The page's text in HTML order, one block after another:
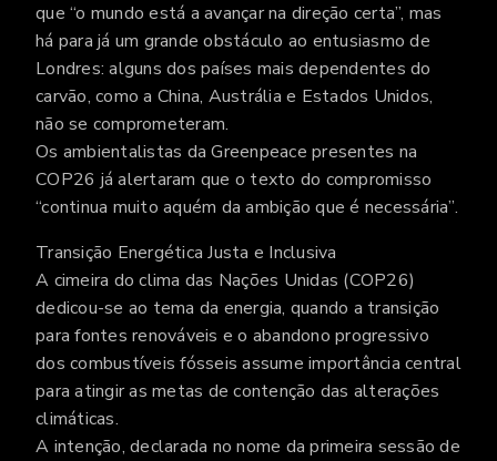
que “o mundo está a avançar na direção certa”, mas
há para já um grande obstáculo ao entusiasmo de
Londres: alguns dos países mais dependentes do
carvão, como a China, Austrália e Estados Unidos,
não se comprometeram.
Os ambientalistas da Greenpeace presentes na
COP26 já alertaram que o texto do compromisso
“continua muito aquém da ambição que é necessária”.
Transição Energética Justa e Inclusiva
A cimeira do clima das Nações Unidas (COP26)
dedicou-se ao tema da energia, quando a transição
para fontes renováveis e o abandono progressivo
dos combustíveis fósseis assume importância central
para atingir as metas de contenção das alterações
climáticas.
A intenção, declarada no nome da primeira sessão de